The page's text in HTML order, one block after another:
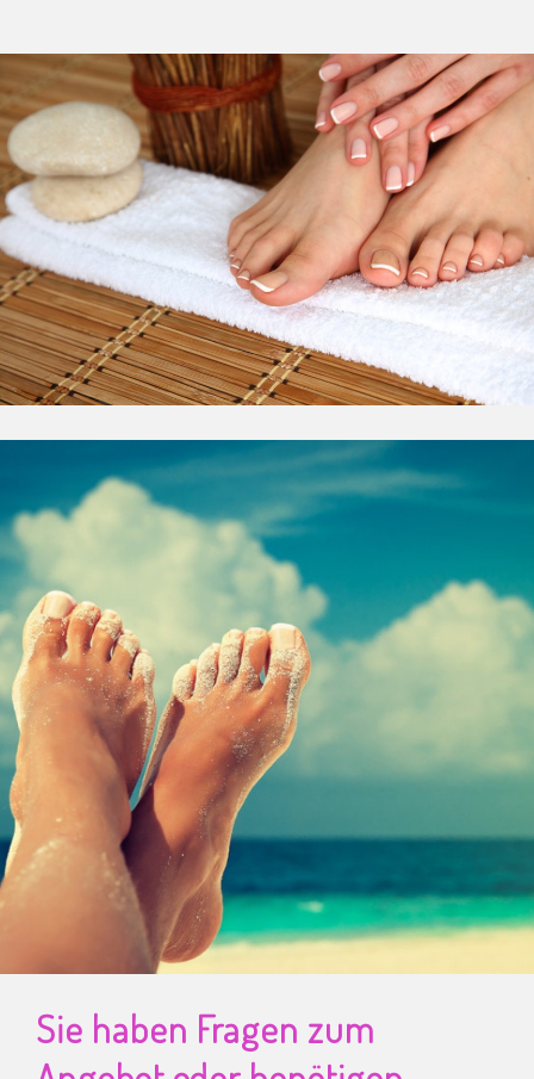
Sie haben Fragen zum